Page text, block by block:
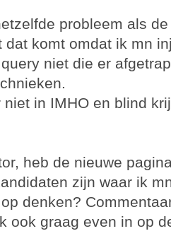
probleem als
dat komt omdat ik mn
niet die er
in IMHO en blind
heb de nieuwe
zijn waar ik
denken?
ook graag even in op